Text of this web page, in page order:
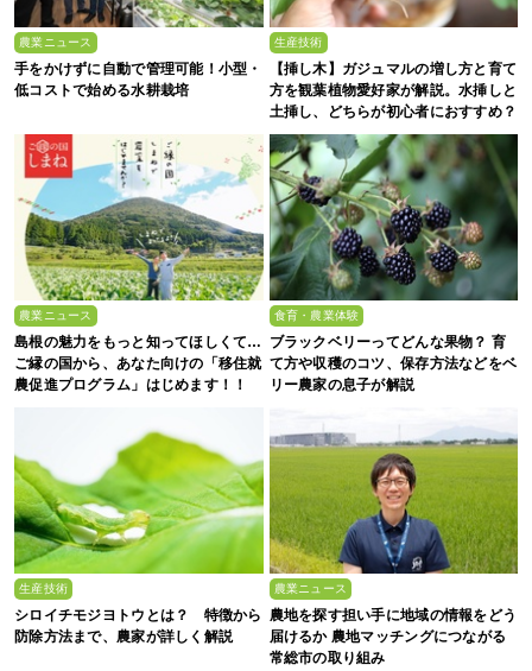
農業ニュース
手をかけずに自動で管理可能！小型・
低コストで始める水耕栽培
生産技術
【挿し木】ガジュマルの増し方と育て
方を観葉植物愛好家が解説。水挿しと
土挿し、どちらが初心者におすすめ？
農業ニュース
島根の魅力をもっと知ってほしくて…
ご縁の国から、あなた向けの「移住就
農促進プログラム」はじめます！！
食育・農業体験
ブラックベリーってどんな果物？ 育
て方や収穫のコツ、保存方法などをベ
リー農家の息子が解説
生産技術
シロイチモジヨトウとは？ 特徴から
防除方法まで、農家が詳しく解説
農業ニュース
農地を探す担い手に地域の情報をどう
届けるか 農地マッチングにつながる
常総市の取り組み